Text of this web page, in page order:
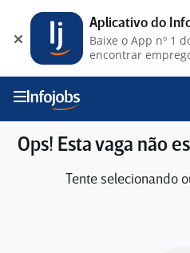
Ops! Esta vaga não
Tente selecionando
Aplicativo do
Baixe o App nº 1
encontrar